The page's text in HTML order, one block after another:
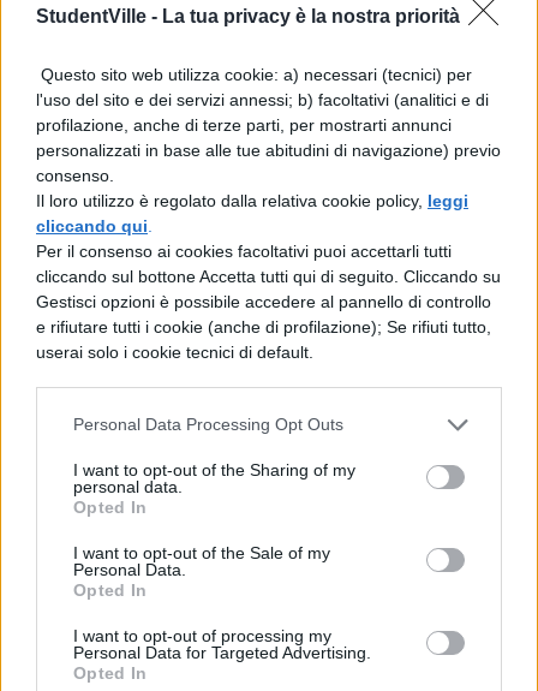
StudentVille - La tua privacy è la nostra priorità
Questo sito web utilizza cookie: a) necessari (tecnici) per
l'uso del sito e dei servizi annessi; b) facoltativi (analitici e di
profilazione, anche di terze parti, per mostrarti annunci
personalizzati in base alle tue abitudini di navigazione) previo
consenso.
Il loro utilizzo è regolato dalla relativa cookie policy, leggi
cliccando qui
Per il consenso ai cookies facoltativi puoi accettarli tutti
cliccando sul bottone Accetta tutti qui di seguito. Cliccando su
Gestisci opzioni è possibile accedere al pannello di controllo
e rifiutare tutti i cookie (anche di profilazione); Se rifiuti tutto,
userai solo i cookie tecnici di default.
Personal Data Processing Opt Outs
I want to opt-out of the Sharing of my
personal data.
Opted In
I want to opt-out of the Sale of my
Personal Data.
Opted In
I want to opt-out of processing my
Personal Data for Targeted Advertising.
Opted In
versi 296-330 Libro 4 – il
Ma la regina (chi potrebbe ingannare un
amante?)
presentì, per prima colse i movimenti
futuri
temendo ogni sicurezza. La stessa empia
Fama riferì
a lei impazzita, che si allestiva la flotta e si
Impazza annichilita nel cuore e furiosa per
smania come baccante, come Tiade
scossa, iniziati i